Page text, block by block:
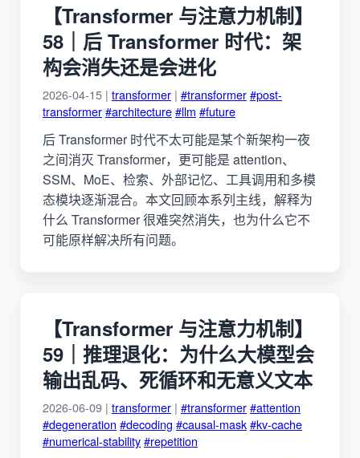
【Transformer 与注意力机制】
58｜后 Transformer 时代：架
构会消失还是会进化
2026-04-15 | transformer | #transformer#post-
transformer#architecture#llm #future
后 Transformer 时代不太可能是某个新架构一夜
之间消灭 Transformer，更可能是 attention、
SSM、MoE、检索、外部记忆、工具调用和多模
态模块逐渐混合。本文回顾本系列主线，解释为
什么 Transformer 很难突然消失，也为什么它不
可能原样解决所有问题。
【Transformer 与注意力机制】
59｜推理退化：为什么大模型会
输出乱码、死循环和无意义文本
2026-06-09 | transformer | #transformer#attention
#degeneration #decoding #causal-mask#kv-cache
#numerical-stability#repetition